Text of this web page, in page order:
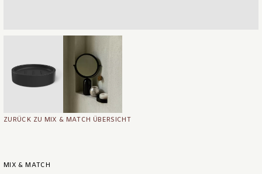
ZURÜCK ZU MIX & MATCH ÜBERSICHT
MIX & MATCH